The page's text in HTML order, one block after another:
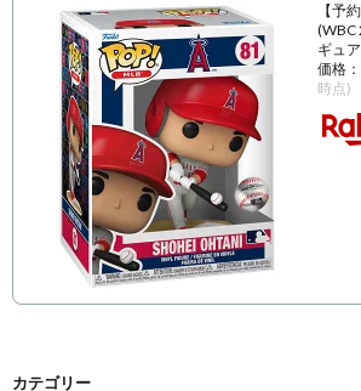
【予
(WBC
ギュ
価格
時点)
カテゴリー